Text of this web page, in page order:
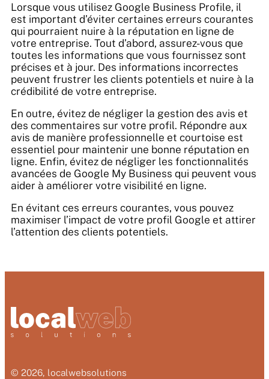
Lorsque vous utilisez Google Business Profile, il
est important d’éviter certaines erreurs courantes
qui pourraient nuire à la réputation en ligne de
votre entreprise. Tout d’abord, assurez-vous que
toutes les informations que vous fournissez sont
précises et à jour. Des informations incorrectes
peuvent frustrer les clients potentiels et nuire à la
crédibilité de votre entreprise.
En outre, évitez de négliger la gestion des avis et
des commentaires sur votre profil. Répondre aux
avis de manière professionnelle et courtoise est
essentiel pour maintenir une bonne réputation en
ligne. Enfin, évitez de négliger les fonctionnalités
avancées de Google My Business qui peuvent vous
aider à améliorer votre visibilité en ligne.
En évitant ces erreurs courantes, vous pouvez
maximiser l’impact de votre profil Google et attirer
l’attention des clients potentiels.
© 2026, localwebsolutions